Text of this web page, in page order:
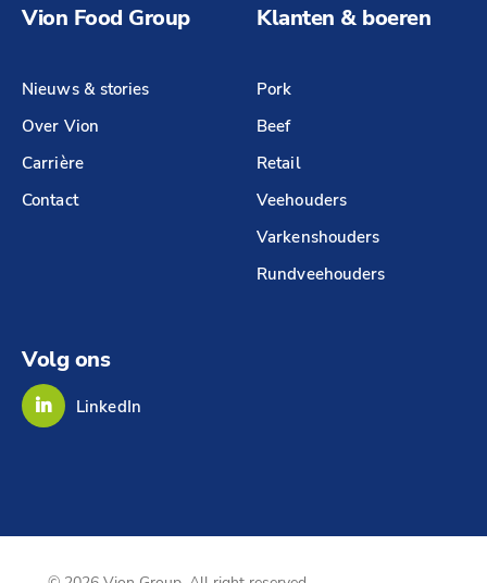
Vion Food Group
Nieuws & stories
Over Vion
Carrière
Contact
Klanten & boeren
Pork
Beef
Retail
Veehouders
Varkenshouders
Rundveehouders
Volg ons
LinkedIn